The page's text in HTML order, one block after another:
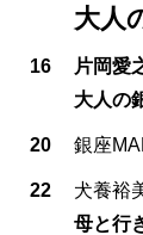
大人
16
片岡愛
大人の
20 銀座
22
犬養裕
母と行